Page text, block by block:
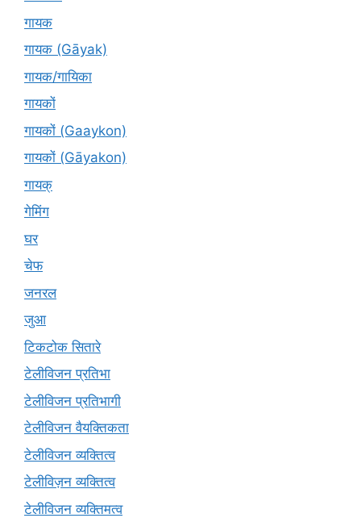
गायक
गायक (Gāyak)
गायक/गायिका
गायकों
गायकों (Gaaykon)
गायकों (Gāyakon)
गायक्
गेमिंग
घर
चेफ
जनरल
जुआ
टिकटोक सितारे
टेलीविजन प्रतिभा
टेलीविजन प्रतिभागी
टेलीविजन वैयक्तिकता
टेलीविजन व्यक्तित्व
टेलीविज़न व्यक्तित्व
टेलीविजन व्यक्तिमत्व